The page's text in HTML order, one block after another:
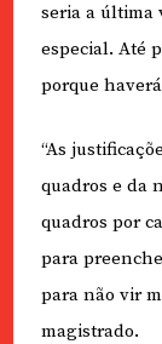
seria a última
especial. Até
porque
“As
quadros e da
quadros por
para
para não vir
magistrado.